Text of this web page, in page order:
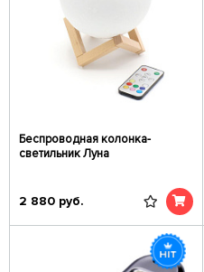
Беспроводная колонка-
светильник Луна
2 880 руб.